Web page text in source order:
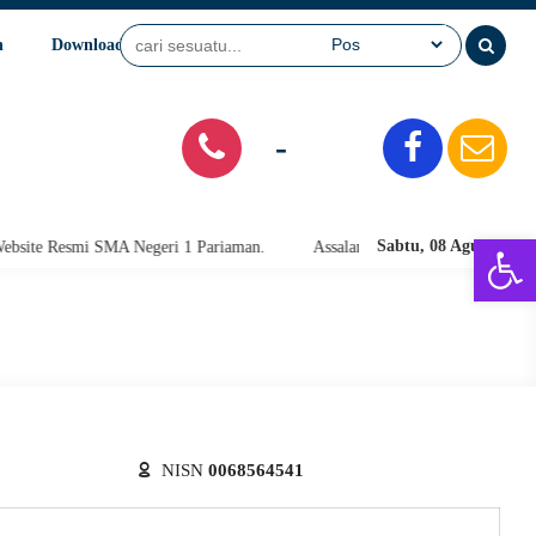
Download Video
-
Sabtu, 08 Agu 2026
Resmi SMA Negeri 1 Pariaman. Assalamu'alaikum warahmatullahi
NISN 0068564541